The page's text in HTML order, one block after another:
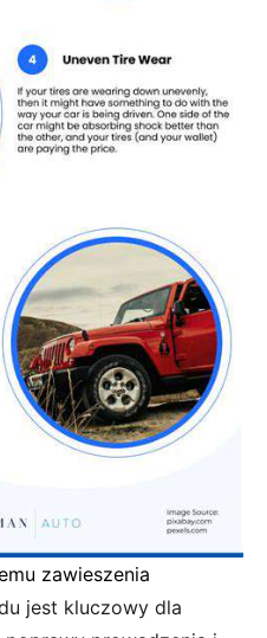
zawieszenia
jest kluczowy dla